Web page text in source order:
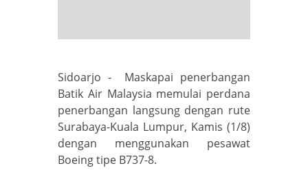
Sidoarjo - Maskapai penerbangan
Batik Air Malaysia memulai perdana
penerbangan langsung dengan rute
Surabaya-Kuala Lumpur, Kamis (1/8)
dengan menggunakan pesawat
Boeing tipe B737-8.